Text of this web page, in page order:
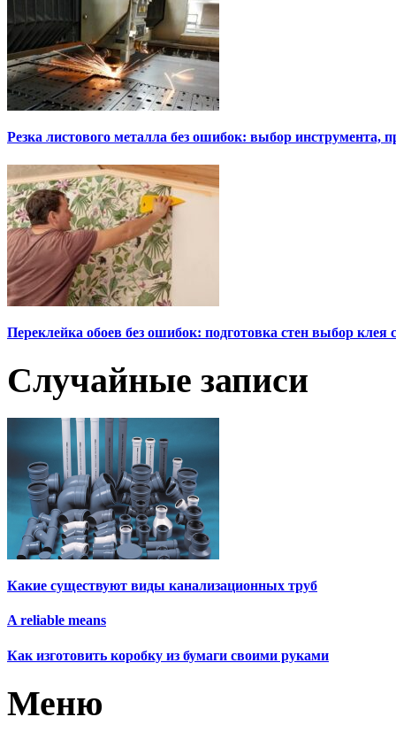
Резка листового металла без ошибок: выбор инструмента,
Переклейка обоев без ошибок: подготовка стен выбор клея
Случайные записи
Какие существуют виды канализационных труб
A reliable means
Как изготовить коробку из бумаги своими руками
Меню